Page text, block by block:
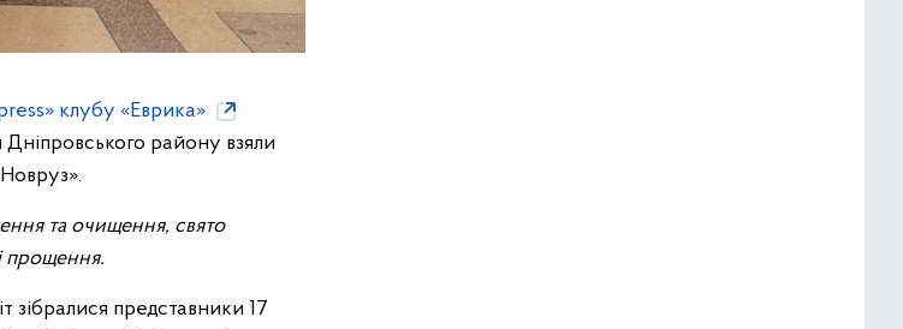
клубу «Еврика»
району взяли
та очищення, свято
прощення.
зібралися представники 17